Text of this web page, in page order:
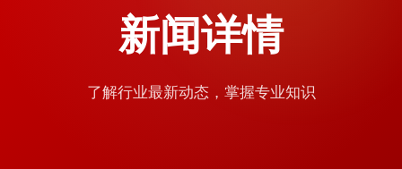
新闻详情
了解行业最新动态，掌握专业知识